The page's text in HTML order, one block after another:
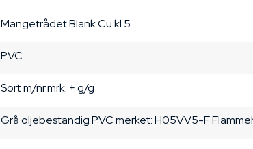
MangetrådetBlank Cu kl.5
PVC
Sort m/nr.mrk. + g/g
Grå oljebestandig PVC merket: H05VV5-F